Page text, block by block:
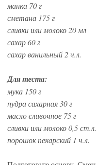
манка 70 г
сметана 175 г
сливки или молоко 20 мл
сахар 60 г
сахар ванильный 2 ч.л.
Для теста:
мука 150 г
пудра сахарная 30 г
масло сливочное 75 г
сливки или молоко 0,5 ст.л.
порошок пекарский 1 ч.л.